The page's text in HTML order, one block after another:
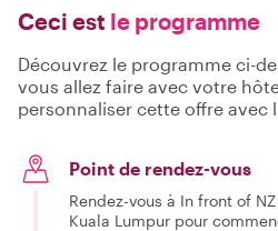
Ceci est le programme
Découvrez le programme ci-
vous allez faire avec votre
personnaliser cette offre avec
Point de rendez-vous
Rendez-vous à In front of
Kuala Lumpur pour